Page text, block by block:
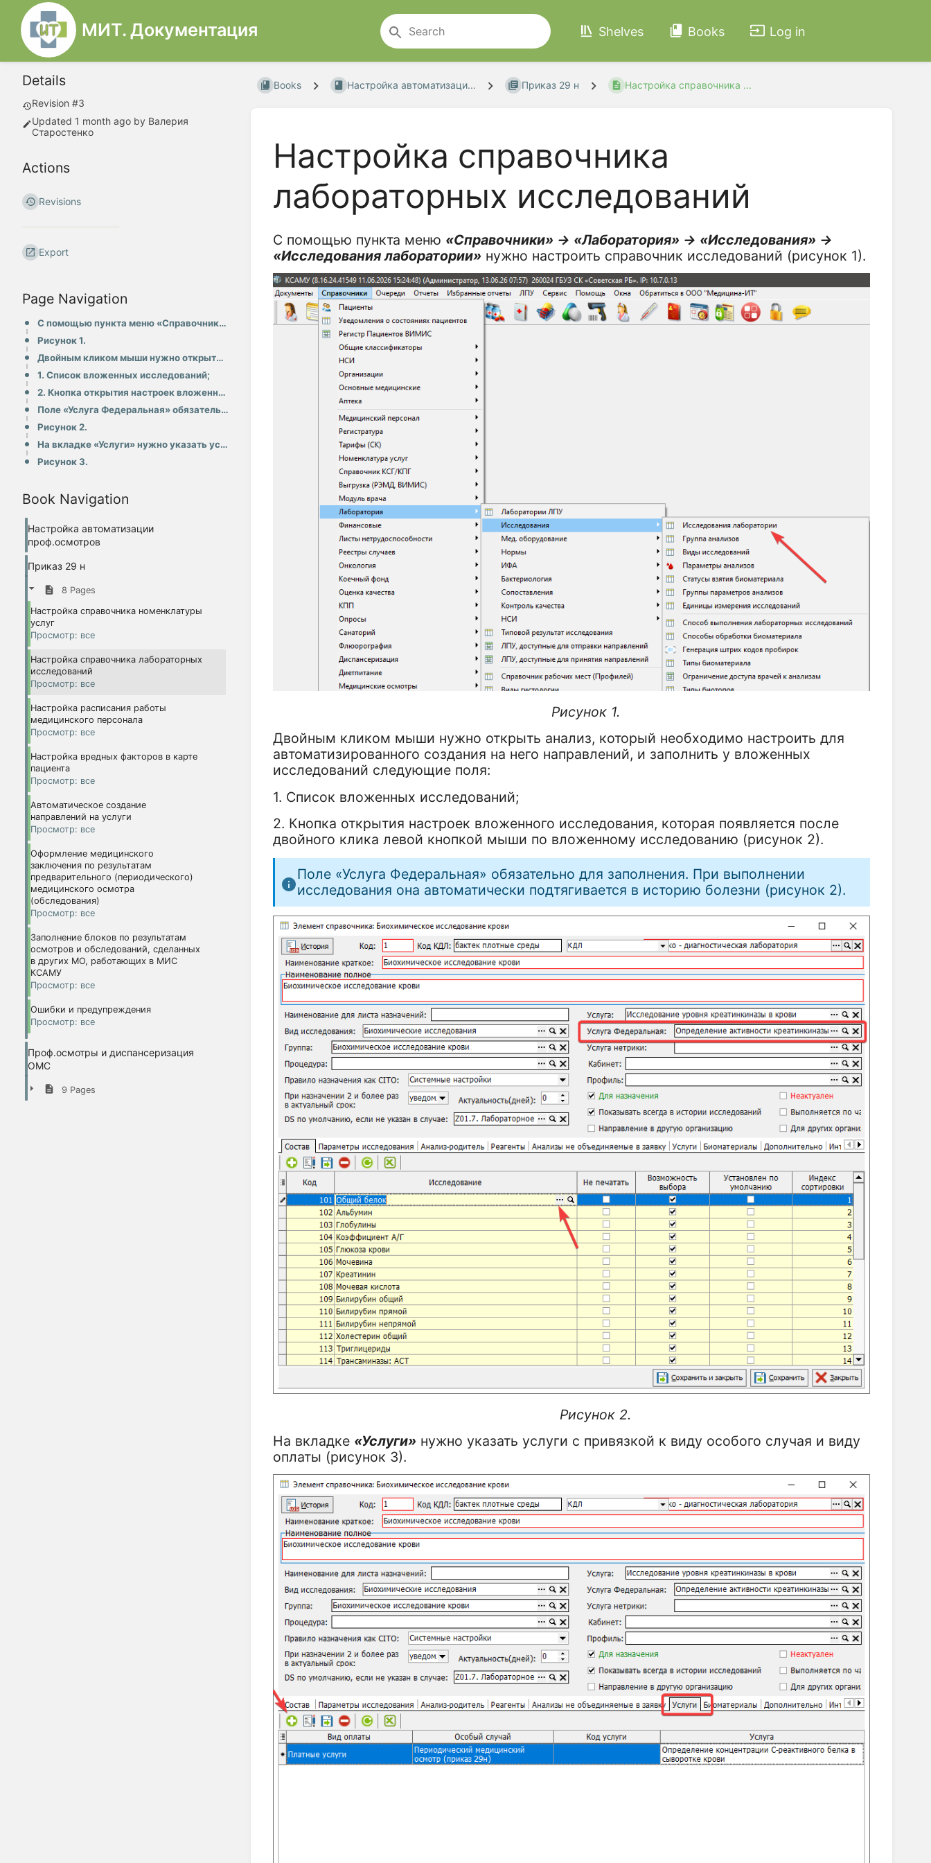
МИТ. Документация Shelves Books Log in
Details
Revision #3
Updated 1 month ago by Валерия
Старостенко
Actions
Revisions
Export
Page Navigation
С помощью пункта меню «Справочники» → «Лаборатория» →«Исследования» → «Исследования лаборатории» нуж
Рисунок 1.
Двойным кликом мыши нужно открыть анализ, который необходимо настроить для автоматизированного созда
1. Список вложенных исследований;
2. Кнопка открытия настроек вложенного исследования, которая появляется после двойного клика левой к
Поле «Услуга Федеральная» обязательно для заполнения. При выполнении исследования она автоматически
Рисунок 2.
На вкладке «Услуги» нужно указать услуги с привязкой к виду особого случая и виду оплаты (рисунок 3)
Рисунок 3.
Book Navigation
Настройка автоматизации
проф.осмотров
Приказ 29 н
8 Pages
Настройка справочника номенклатуры
услуг
Просмотр: все
Настройка справочника лабораторных
исследований
Просмотр: все
Настройка расписания работы
медицинского персонала
Просмотр: все
Настройка вредных факторов в карте
пациента
Просмотр: все
Автоматическое создание
направлений на услуги
Просмотр: все
Оформление медицинского
заключения по результатам
предварительного (периодического)
медицинского осмотра
(обследования)
Просмотр: все
Заполнение блоков по результатам
осмотров и обследований, сделанных
в других МО, работающих в МИС
КСАМУ
Просмотр: все
Ошибки и предупреждения
Просмотр: все
Проф.осмотры и диспансеризация
ОМС
9 Pages
Books Настройка автоматизаци... Приказ 29 н Настройка справочника ...
Настройка справочника
лабораторных исследований
С помощью пункта меню «Справочники» → «Лаборатория» → «Исследования» →
«Исследования лаборатории» нужно настроить справочник исследований (рисунок 1).
Рисунок 1.
Двойным кликом мыши нужно открыть анализ, который необходимо настроить для
автоматизированного создания на него направлений, и заполнить у вложенных
исследований следующие поля:
1. Список вложенных исследований;
2. Кнопка открытия настроек вложенного исследования, которая появляется после
двойного клика левой кнопкой мыши по вложенному исследованию (рисунок 2).
Поле «Услуга Федеральная» обязательно для заполнения. При выполнении
исследования она автоматически подтягивается в историю болезни (рисунок 2).
Рисунок 2.
На вкладке «Услуги» нужно указать услуги с привязкой к виду особого случая и виду
оплаты (рисунок 3).